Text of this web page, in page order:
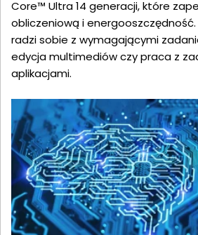
Core™ Ultra 14 generacji, które
obliczeniową i
radzi sobie z wymagającymi
edycja multimediów czy praca z
aplikacjami.